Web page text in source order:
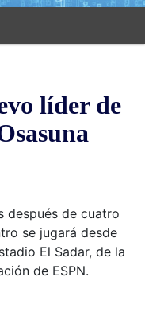
líder de
después de cuatro
se jugará desde
El Sadar, de la
de ESPN.